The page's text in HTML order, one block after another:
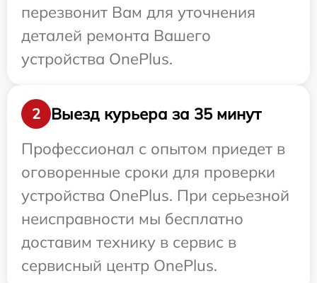
перезвонит Вам для уточнения
деталей ремонта Вашего
устройства OnePlus.
2
Выезд курьера за 35 минут
Профессионал с опытом приедет в
оговоренные сроки для проверки
устройства OnePlus. При серьезной
неисправности мы бесплатно
доставим технику в сервис в
сервисный центр OnePlus.